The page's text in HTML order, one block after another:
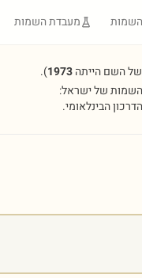
מעבדת השמות
השם הייתה1973
).
של ישראל:
הבינלאומי.